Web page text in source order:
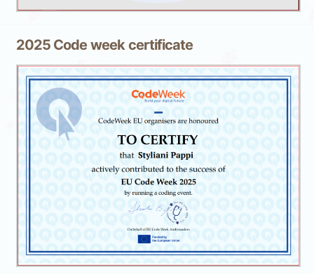
2025 Code week certificate